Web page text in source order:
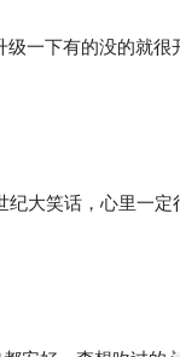
一下有的没的就很
纪大笑话，心里一定